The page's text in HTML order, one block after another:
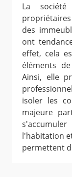
La
des
ont
effet, cela
éléments
Ainsi, elle
isoler les
majeure
l'habitation
permettent